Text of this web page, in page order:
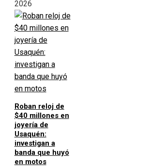
2026
Roban reloj de
$40 millones en
joyería de
Usaquén:
investigan a
banda que huyó
en motos